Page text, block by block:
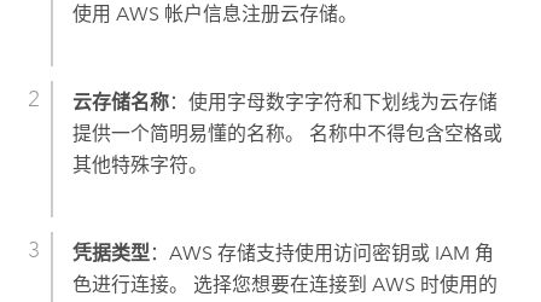
使用 AWS 帐户信息注册云存储。
云存储名称：使用字母数字字符和下划线为云存储
提供一个简明易懂的名称。 名称中不得包含空格或
其他特殊字符。
凭据类型： AWS 存储支持使用访问密钥或 IAM 角
色进行连接。 选择您想要在连接到 AWS 时使用的